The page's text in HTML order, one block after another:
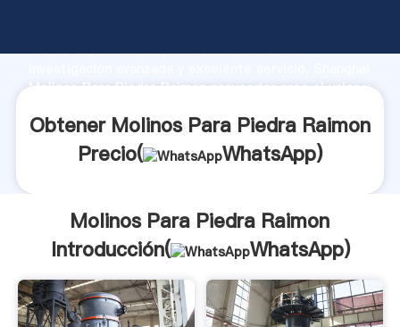
fuerte capacidad de producción, fuerza de
Molinos Para Piedra Raimon proveedor crea el valor y
Obtener Molinos Para Piedra Raimon
Precio(
WhatsApp)
Molinos Para Piedra Raimon
Introducción(
WhatsApp)